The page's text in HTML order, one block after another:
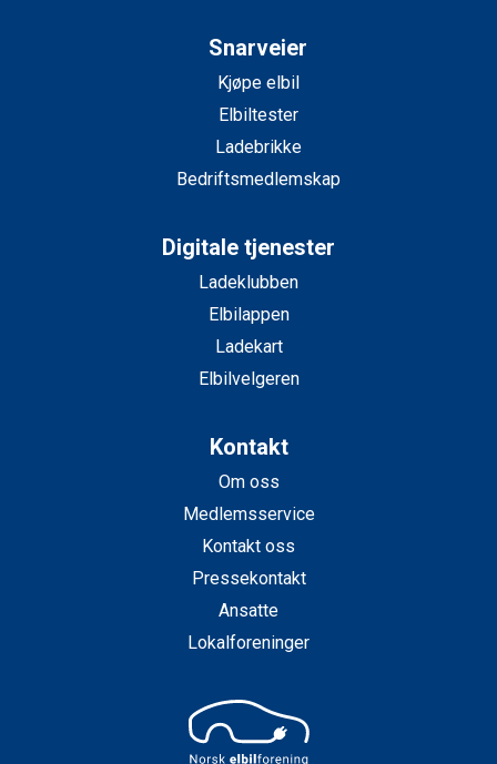
Snarveier
Kjøpe elbil
Elbiltester
Ladebrikke
Bedriftsmedlemskap
Digitale tjenester
Ladeklubben
Elbilappen
Ladekart
Elbilvelgeren
Kontakt
Om oss
Medlemsservice
Kontakt oss
Pressekontakt
Ansatte
Lokalforeninger